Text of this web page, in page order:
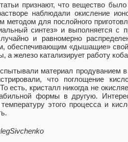
признают, что вещество
наблюдали окисление
методом для послойного
синтез» и выполняется
и равномерно
обеспечивающим «дышащие»
а железо катализирует работу
материал продуванием
что поглощение
есть, кристалл никогда не
формы в другую.
температуру этого процесса и